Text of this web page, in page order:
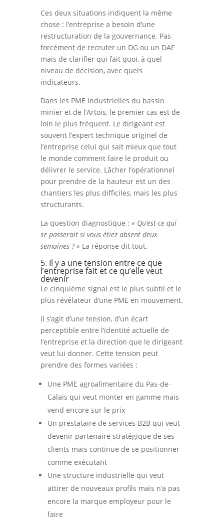
Ces deux situations indiquent la même
chose : l’entreprise a besoin d’une
restructuration de la gouvernance. Pas
forcément de recruter un DG ou un DAF
mais de clarifier qui fait quoi, à quel
niveau de décision, avec quels
indicateurs.
Dans les PME industrielles du bassin
minier et de l’Artois, le premier cas est de
loin le plus fréquent. Le dirigeant est
souvent l’expert technique originel de
l’entreprise celui qui sait mieux que tout
le monde comment faire le produit ou
délivrer le service. Lâcher l’opérationnel
pour prendre de la hauteur est un des
chantiers les plus difficiles, mais les plus
structurants.
La question diagnostique : « Qu’est-ce qui
se passerait si vous étiez absent deux
semaines ? » La réponse dit tout.
5. Il y a une tension entre ce que
l’entreprise fait et ce qu’elle veut
devenir
Le cinquième signal est le plus subtil et le
plus révélateur d’une PME en mouvement.
Il s’agit d’une tension, d’un écart
perceptible entre l’identité actuelle de
l’entreprise et la direction que le dirigeant
veut lui donner. Cette tension peut
prendre des formes variées :
Une PME agroalimentaire du Pas-de-
Calais qui veut monter en gamme mais
vend encore sur le prix
Un prestataire de services B2B qui veut
devenir partenaire stratégique de ses
clients mais continue de se positionner
comme exécutant
Une structure industrielle qui veut
attirer de nouveaux profils mais n’a pas
encore la marque employeur pour le
faire